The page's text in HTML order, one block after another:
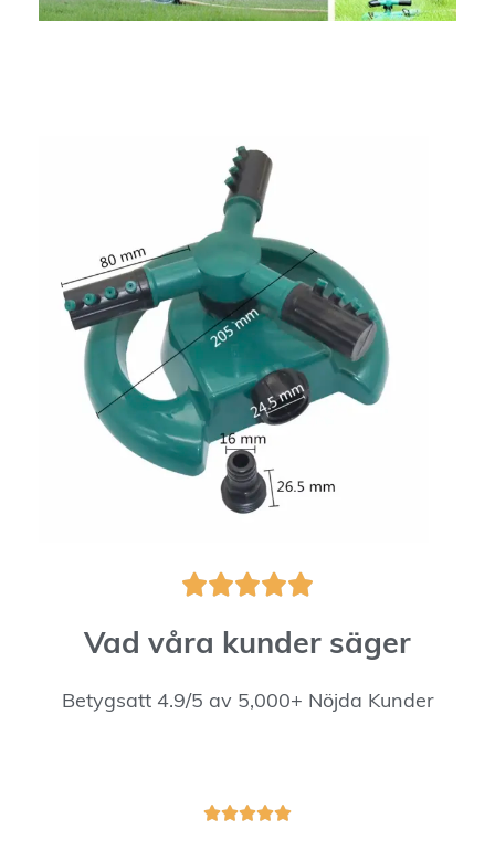

Vad våra kunder säger
Betygsatt 4.9/5 av 5,000+ Nöjda Kunder
